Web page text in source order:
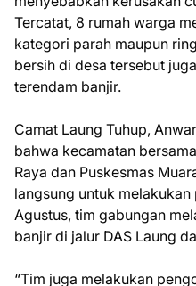
Tercatat, 8 rumah warga
kategori parah maupun
bersih di desa tersebut
terendam banjir.
Camat Laung Tuhup,
bahwa kecamatan
Raya dan Puskesmas
langsung untuk melakukan
Agustus, tim gabungan
banjir di jalur DAS Laung
“Tim juga melakukan